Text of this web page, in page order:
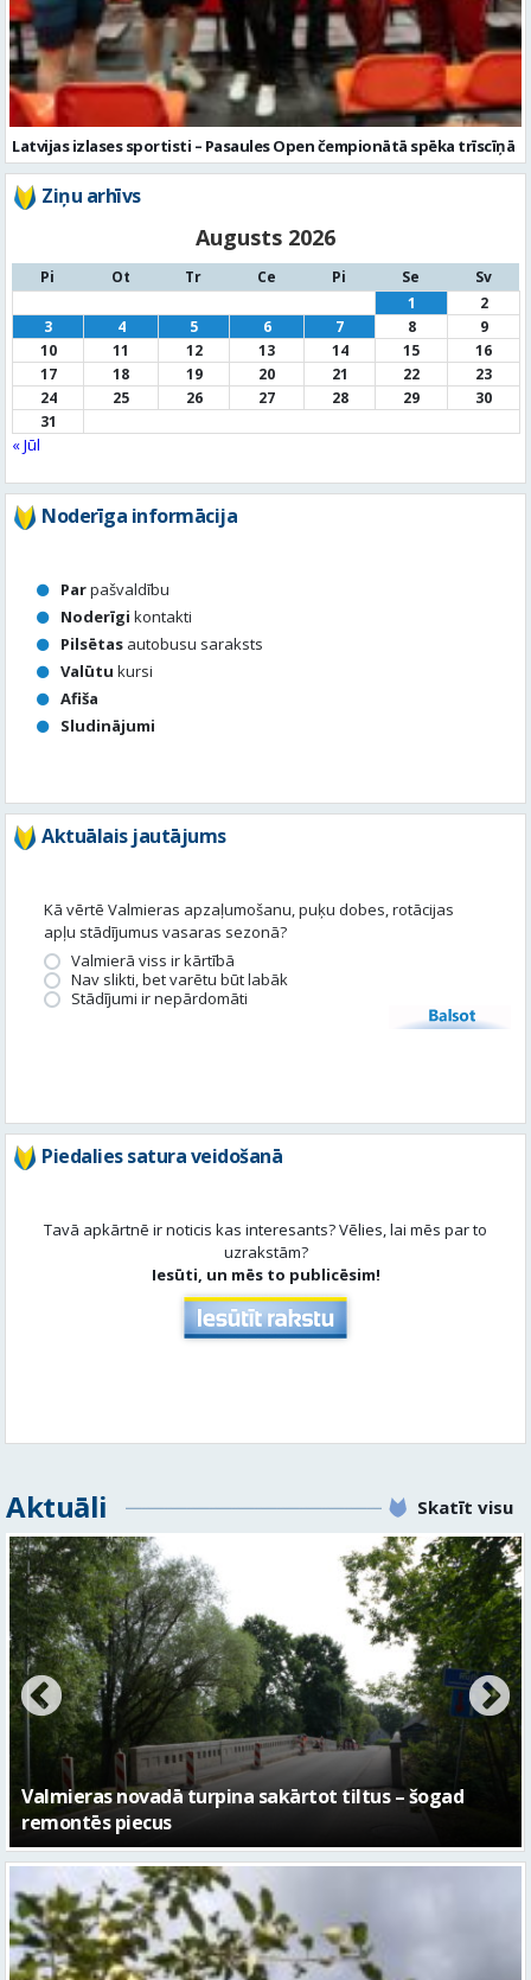
Latvijas izlases sportisti – Pasaules Open čempionātā spēka trīscīņā
Ziņu arhīvs
Augusts 2026
Pi Ot Tr Ce Pi Se
Sv
1
2
3
4 5 6 7 8
9
10
11 12 13 14 15
16
17
18 19 20 21 22
23
24
25 26 27 28 29
30
31
« Jūl
Noderīga informācija
Parpašvaldību
Noderīgi kontakti
Pilsētas autobusu saraksts
Valūtu kursi
Afiša
Sludinājumi
Aktuālais jautājums
Kā vērtē Valmieras apzaļumošanu, puķu dobes, rotācijas
apļu stādījumus vasaras sezonā?
Valmierā viss ir kārtībā
Nav slikti, bet varētu būt labāk
Stādījumi ir nepārdomāti
Balsot
Piedalies satura veidošanā
Tavā apkārtnē ir noticis kas interesants? Vēlies, lai mēs par to
uzrakstām?
Iesūti, un mēs to publicēsim!
Aktuāli Skatīt visu
No pagaidu teātra līdz laikmetīgās kultūras centram
– kā attīstīsies “Kurtuve”